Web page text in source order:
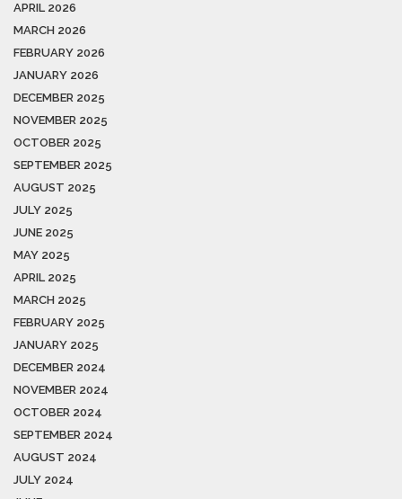
APRIL 2026
MARCH 2026
FEBRUARY 2026
JANUARY 2026
DECEMBER 2025
NOVEMBER 2025
OCTOBER 2025
SEPTEMBER 2025
AUGUST 2025
JULY 2025
JUNE 2025
MAY 2025
APRIL 2025
MARCH 2025
FEBRUARY 2025
JANUARY 2025
DECEMBER 2024
NOVEMBER 2024
OCTOBER 2024
SEPTEMBER 2024
AUGUST 2024
JULY 2024